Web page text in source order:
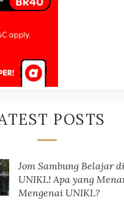
POSTS
Jom Sambung Belajar di
UNIKL! Apa yang
Mengenai UNIKL?